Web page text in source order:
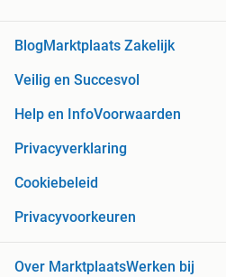
BlogMarktplaats Zakelijk
Veilig en Succesvol
Help en InfoVoorwaarden
Privacyverklaring
Cookiebeleid
Privacyvoorkeuren
Over MarktplaatsWerken bij